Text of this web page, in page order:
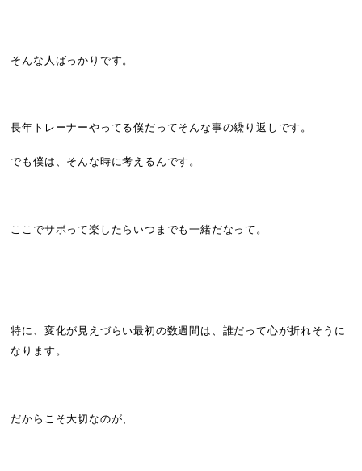
そんな人ばっかりです。
長年トレーナーやってる僕だってそんな事の繰り返しです。
でも僕は、そんな時に考えるんです。
ここでサボって楽したらいつまでも一緒だなって。
特に、変化が見えづらい最初の数週間は、誰だって心が折れそうに
なります。
だからこそ大切なのが、